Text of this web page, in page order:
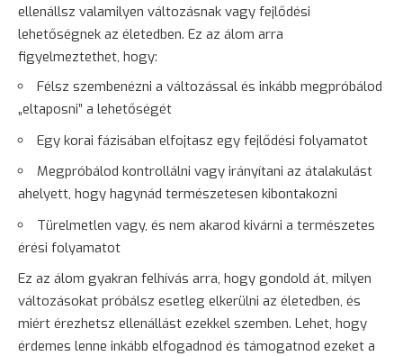
ellenállsz valamilyen változásnak vagy fejlődési
lehetőségnek az életedben. Ez az álom arra
figyelmeztethet, hogy:
Félsz szembenézni a változással és inkább megpróbálod
„eltaposni” a lehetőségét
Egy korai fázisában elfojtasz egy fejlődési folyamatot
Megpróbálod kontrollálni vagy irányítani az átalakulást
ahelyett, hogy hagynád természetesen kibontakozni
Türelmetlen vagy, és nem akarod kivárni a természetes
érési folyamatot
Ez az álom gyakran felhívás arra, hogy gondold át, milyen
változásokat próbálsz esetleg elkerülni az életedben, és
miért érezhetsz ellenállást ezekkel szemben. Lehet, hogy
érdemes lenne inkább elfogadnod és támogatnod ezeket a